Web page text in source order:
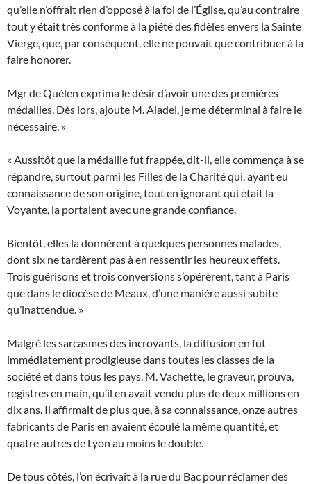
qu’elle n’offrait rien d’opposé à la foi de l’Église, qu’au contraire
tout y était très conforme à la piété des fidèles envers la Sainte
Vierge, que, par conséquent, elle ne pouvait que contribuer à la
faire honorer.
Mgr de Quélen exprima le désir d’avoir une des premières
médailles. Dès lors, ajoute M. Aladel, je me déterminai à faire le
nécessaire. »
« Aussitôt que la médaille fut frappée, dit-il, elle commença à se
répandre, surtout parmi les Filles de la Charité qui, ayant eu
connaissance de son origine, tout en ignorant qui était la
Voyante, la portaient avec une grande confiance.
Bientôt, elles la donnèrent à quelques personnes malades,
dont six ne tardèrent pas à en ressentir les heureux effets.
Trois guérisons et trois conversions s’opérèrent, tant à Paris
que dans le diocèse de Meaux, d’une manière aussi subite
qu’inattendue. »
Malgré les sarcasmes des incroyants, la diffusion en fut
immédiatement prodigieuse dans toutes les classes de la
société et dans tous les pays. M. Vachette, le graveur, prouva,
registres en main, qu’il en avait vendu plus de deux millions en
dix ans. Il affirmait de plus que, à sa connaissance, onze autres
fabricants de Paris en avaient écoulé la même quantité, et
quatre autres de Lyon au moins le double.
De tous côtés, l’on écrivait à la rue du Bac pour réclamer des